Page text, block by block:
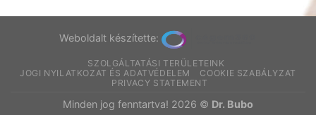
Weboldalt készítette:
SZOLGÁLTATÁSI TERÜLETEINK
JOGI NYILATKOZAT ÉS ADATVÉDELEM
COOKIE SZABÁLYZAT
PRIVACY STATEMENT
Minden jog fenntartva! 2026 © Dr. Bubo